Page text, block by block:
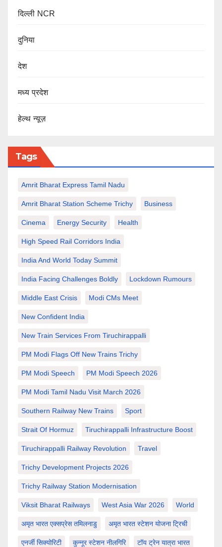
दिल्ली NCR
दुनिया
देश
मध्य प्रदेश
हेल्थ न्यूज़
Tags
Amrit Bharat Express Tamil Nadu
Amrit Bharat Station Scheme Trichy Business
Cinema Energy Security Health
High Speed Rail Corridors India
India And World Today Summit
India Facing Challenges Boldly Lockdown Rumours
Middle East Crisis Modi CMs Meet
New Confident India
New Train Services From Tiruchirappalli
PM Modi Flags Off New Trains Trichy
PM Modi Speech PM Modi Speech 2026
PM Modi Tamil Nadu Visit March 2026
Southern Railway New Trains Sport
Strait Of Hormuz Tiruchirappalli Infrastructure Boost
Tiruchirappalli Railway Revolution Travel
Trichy Development Projects 2026
Trichy Railway Station Modernisation
Viksit Bharat Railways West Asia War 2026 World
अमृत भारत एक्सप्रेस तमिलनाडु अमृत भारत स्टेशन योजना ट्रिची
एनर्जी सिक्योरिटी कुन्नूर स्टेशन नीलगिरि टॉय ट्रेन यात्रा भारत